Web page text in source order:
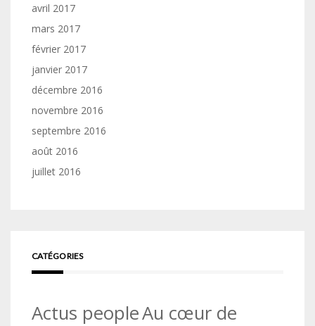
avril 2017
mars 2017
février 2017
janvier 2017
décembre 2016
novembre 2016
septembre 2016
août 2016
juillet 2016
CATÉGORIES
Actus peopleAu cœur de